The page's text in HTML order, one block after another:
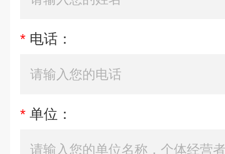
* 电话：
* 单位：